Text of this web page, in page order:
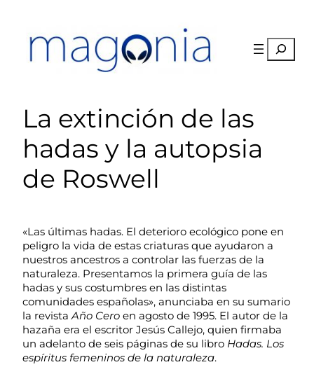
contenido
Buscar
La extinción de las
hadas y la autopsia
de Roswell
«Las últimas hadas. El deterioro ecológico pone en
peligro la vida de estas criaturas que ayudaron a
nuestros ancestros a controlar las fuerzas de la
naturaleza. Presentamos la primera guía de las
hadas y sus costumbres en las distintas
comunidades españolas», anunciaba en su sumario
la revistaAño Cero en agosto de 1995. El autor de la
hazaña era el escritor Jesús Callejo, quien firmaba
un adelanto de seis páginas de su libro Hadas. Los
espíritus femeninos de la naturaleza.